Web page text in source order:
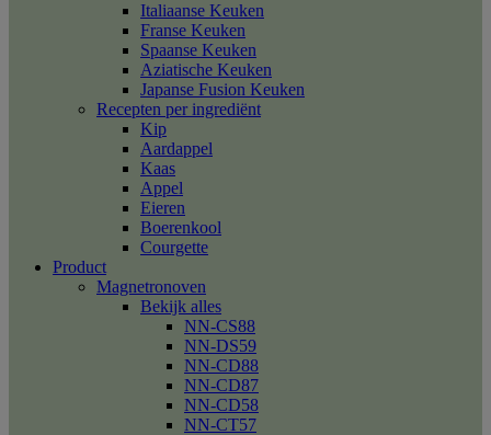
Italiaanse Keuken
Franse Keuken
Spaanse Keuken
Aziatische Keuken
Japanse Fusion Keuken
Recepten per ingrediënt
Kip
Aardappel
Kaas
Appel
Eieren
Boerenkool
Courgette
Product
Magnetronoven
Bekijk alles
NN-CS88
NN-DS59
NN-CD88
NN-CD87
NN-CD58
NN-CT57